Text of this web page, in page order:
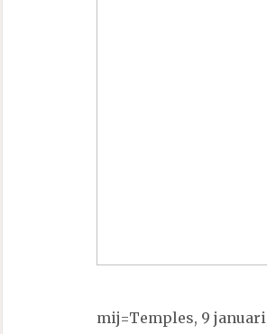
mij=Temples, 9